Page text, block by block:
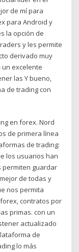
de mí para
para Android y
la opción de
y les permite
derivado muy
excelente
las Y bueno,
de trading con
en forex. Nord
de primera línea
de trading:
los usuarios han
permiten guardar
de todas y
nos permita
contratos por
primas. con un
actualizado
de
lo más